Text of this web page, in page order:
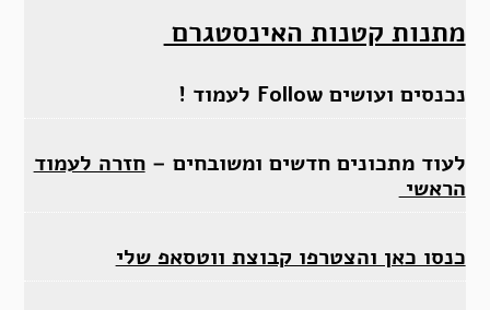
מתנות קטנות האינסטגרם
נכנסים ועושים Follow לעמוד !
לעוד מתכונים חדשים ומשובחים –חזרה לעמוד
הראשי
כנסו כאן והצטרפו קבוצת ווטסאפ שלי